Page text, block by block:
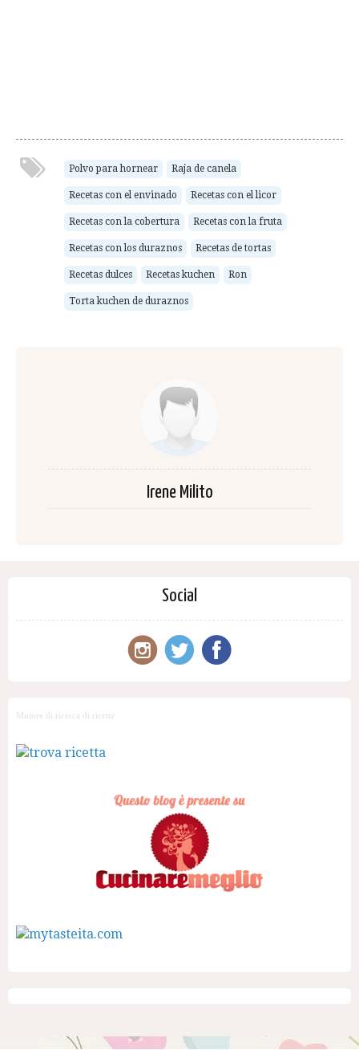
Polvo para hornear Raja de canela
Recetas con el envinado Recetas con el licor
Recetas con la cobertura Recetas con la fruta
Recetas con los duraznos Recetas de tortas
Recetas dulces Recetas kuchen Ron
Torta kuchen de duraznos
Irene Milito
Social
Motore di ricerca di ricette